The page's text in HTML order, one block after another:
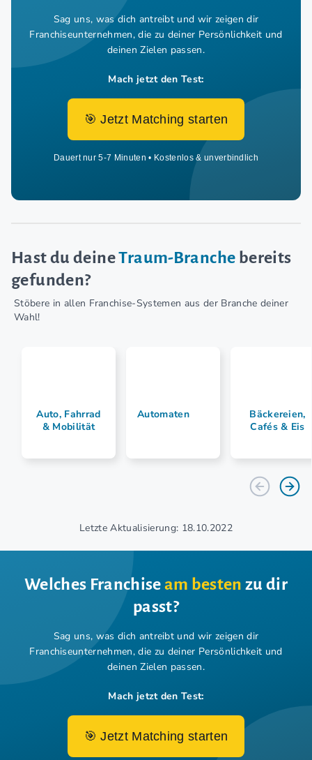
Sag uns, was dich antreibt und wir zeigen dir
Franchiseunternehmen, die zu deiner Persönlichkeit und
deinen Zielen passen.
Mach jetzt den Test:
🎯 Jetzt Matching starten
Dauert nur 5-7 Minuten • Kostenlos & unverbindlich
Hast du deineTraum-Branche bereits
gefunden?
Stöbere in allen Franchise-Systemen aus der Branche deiner
Wahl!
Auto, Fahrrad
& Mobilität
Automaten
Bäckereien,
Cafés & Eis
Letzte Aktualisierung: 18.10.2022
Welches Franchiseam besten zu dir
passt?
Sag uns, was dich antreibt und wir zeigen dir
Franchiseunternehmen, die zu deiner Persönlichkeit und
deinen Zielen passen.
Mach jetzt den Test:
🎯 Jetzt Matching starten